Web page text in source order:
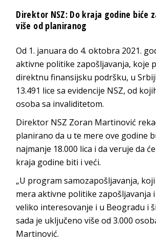
Direktor NSZ: Do kraja godine biće
više od planiranog
Od 1. januara do 4. oktobra 2021.
aktivne politike zapošljavanja, koje
direktnu finansijsku podršku, u
13.491 lice sa evidencije NSZ, od
osoba sa invaliditetom.
Direktor NSZ Zoran Martinović
planirano da u te mere ove godine
najmanje 18.000 lica i da veruje da
kraja godine biti i veći.
„U program samozapošljavanja,
mera aktivne politike zapošljavanja
veliko interesovanje i u Beogradu i
sada je uključeno više od 3.000
Martinović.